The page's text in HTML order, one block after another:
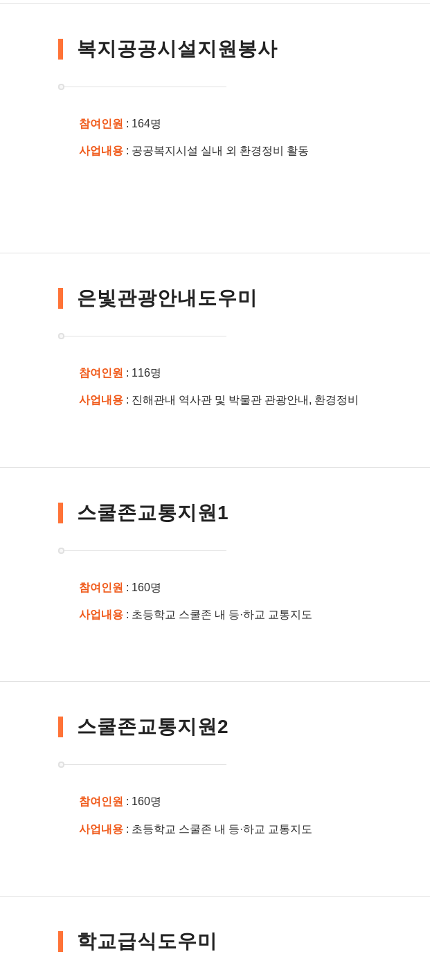
복지공공시설지원봉사
참여인원 : 164명
사업내용: 공공복지시설 실내 외 환경정비 활동
은빛관광안내도우미
참여인원 : 116명
사업내용: 진해관내 역사관 및 박물관 관광안내, 환경정비
스쿨존교통지원1
참여인원 : 160명
사업내용: 초등학교 스쿨존 내 등·하교 교통지도
스쿨존교통지원2
참여인원 : 160명
사업내용: 초등학교 스쿨존 내 등·하교 교통지도
학교급식도우미